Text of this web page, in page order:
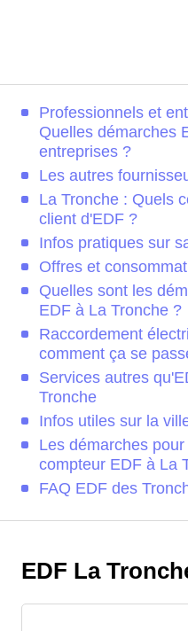
Professionnels et
Quelles démarches
entreprises ?
Les autres
La Tronche : Quels
client d'EDF ?
Infos pratiques sur
Offres et
Quelles sont les
EDF à La Tronche ?
Raccordement
comment ça se
Services autres
Tronche
Infos utiles sur la
Les démarches
compteur EDF à La
FAQ EDF des
EDF La